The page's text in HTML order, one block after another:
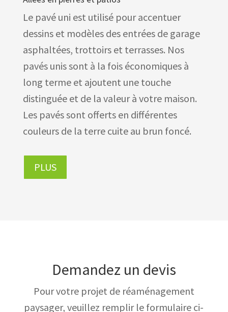
Le pavé uni est utilisé pour accentuer
dessins et modèles des entrées de garage
asphaltées, trottoirs et terrasses. Nos
pavés unis sont à la fois économiques à
long terme et ajoutent une touche
distinguée et de la valeur à votre maison.
Les pavés sont offerts en différentes
couleurs de la terre cuite au brun foncé.
PLUS
Demandez un devis
Pour votre projet de réaménagement
paysager, veuillez remplir le formulaire ci-